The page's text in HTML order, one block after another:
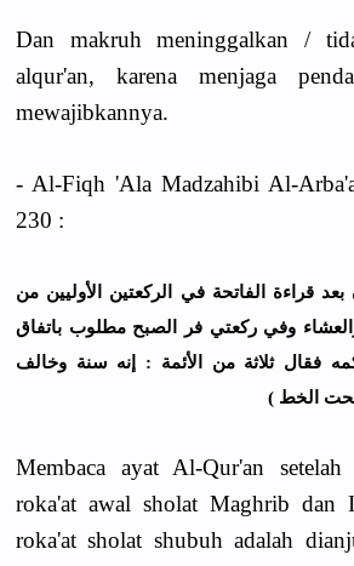
Dan makruh meninggalkan /
alqur'an, karena menjaga
mewajibkannya.
- Al-Fiqh 'Ala Madzahibi Al-
230 :
ﻗﺮﺍﺀﺓ ﺍﻟﻔﺎﺗﺤﺔ ﻓﻲ ﺍﻟﺮﻛﻌﺘﻴﻦ ﺍﻷﻭﻟﻴﻴﻦ ﻣﻦ
ﻭﻓﻲ ﺭﻛﻌﺘﻲ ﻓﺮ ﺍﻟﺼﺒﺢ ﻣﻄﻠﻮﺏ ﺑﺎﺗﻔﺎﻕ
ﻓﻘﺎﻝ ﺛﻼﺛﺔ ﻣﻦ ﺍﻷﺋﻤﺔ : ﺇﻧﻪ ﺳﻨﺔ ﻭﺧﺎﻟﻒ
ﺗﺤﺖ ﺍﻟﺨﻂ )
Membaca ayat Al-Qur'an
roka'at awal sholat Maghrib dan
roka'at sholat shubuh adalah